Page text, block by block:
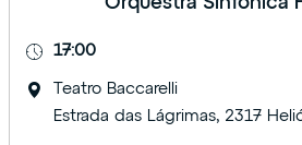
17:00
Teatro Baccarelli
Estrada das Lágrimas, 2317